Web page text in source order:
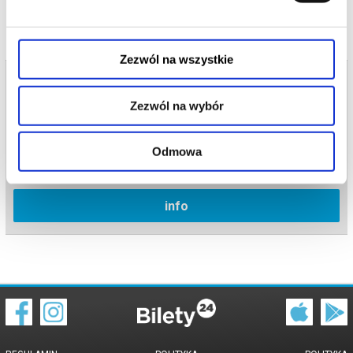
Zezwól na wszystkie
Zezwól na wybór
Odmowa
Bilety na termin:
11.05.2025 , g. 20:30 (niedziela)
info